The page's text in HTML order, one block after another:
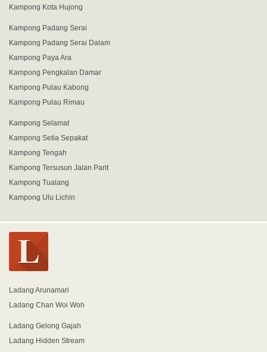
Kampong Kota Hujong
Kampong Padang Serai
Kampong Padang Serai Dalam
Kampong Paya Ara
Kampong Pengkalan Damar
Kampong Pulau Kabong
Kampong Pulau Rimau
Kampong Selamat
Kampong Setia Sepakat
Kampong Tengah
Kampong Tersusun Jalan Parit
Kampong Tualang
Kampong Ulu Lichin
Ladang Arunamari
Ladang Chan Woi Woh
Ladang Gelong Gajah
Ladang Hidden Stream